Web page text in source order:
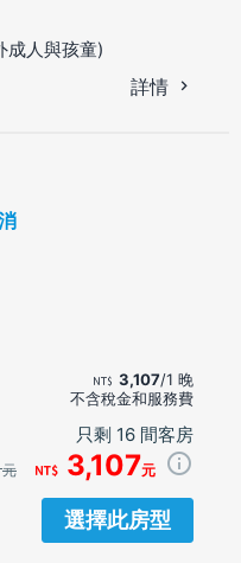
成人與孩童)
詳情
3,107/1 晚
不含稅金和服務費
只剩 16 間客房
元 3,107元
選擇此房型